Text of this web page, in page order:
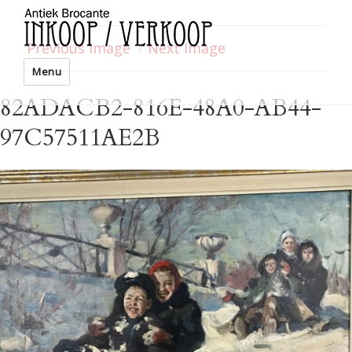
Menu
Previous Image Next Image
82ADACB2-816E-48A0-AB44-
97C57511AE2B